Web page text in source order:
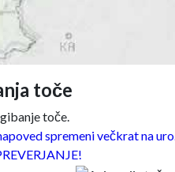
toče
toče.
spremeni večkrat na uro.